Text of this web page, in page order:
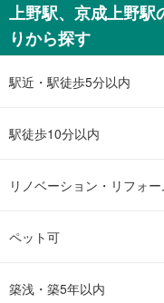
上野駅、京成上野駅
りから探す
駅近・駅徒歩5分以内
駅徒歩10分以内
リノベーション・リフォー
ペット可
築浅・築5年以内